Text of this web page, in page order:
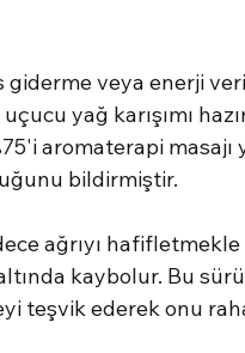
giderme veya enerji
yağ karışımı
aromaterapi masajı
bildirmiştir.
ağrıyı hafifletmekle
kaybolur. Bu
teşvik ederek onu